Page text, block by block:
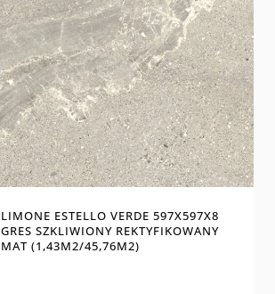
LIMONE ESTELLO VERDE 597X597X8
GRES SZKLIWIONY REKTYFIKOWANY
MAT (1,43M2/45,76M2)